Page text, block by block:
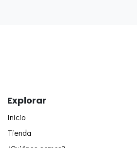
Explorar
Inicio
Tienda